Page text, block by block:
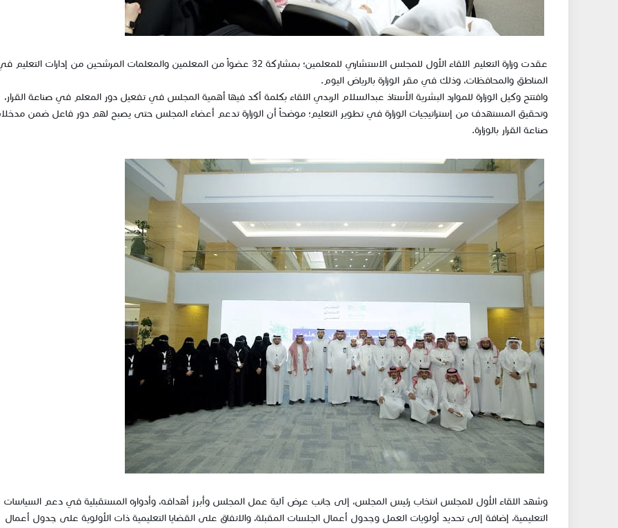
عقدت وزارة التعليم اللقاء الأول للمجلس الاستشاري للمعلمين؛ بمشاركة 32 عضواً من المعلمين والمعلمات المرشحين من إدارات التعليم
المناطق والمحافظات، وذلك في مقر الوزارة بالرياض اليوم.
وافتتح وكيل الوزارة للموارد البشرية الأستاذ عبدالسلام الربدي اللقاء بكلمة أكد فيها أهمية المجلس في تفعيل دور المعلم في صناعة القرار،
وتحقيق المستهدف من إستراتيجيات الوزارة في تطوير التعليم؛ موضحاً أن الوزارة تدعم أعضاء المجلس حتى يصبح لهم دور فاعل ضمن
صناعة القرار بالوزارة.
وشهد اللقاء الأول للمجلس انتخاب رئيس المجلس، إلى جانب عرض آلية عمل المجلس وأبرز أهدافه، وأدواره المستقبلية في دعم السياسات
التعليمية، إضافة إلى تحديد أولويات العمل وجدول أعمال الجلسات المقبلة، والاتفاق على القضايا التعليمية ذات الأولوية على جدول أعمال